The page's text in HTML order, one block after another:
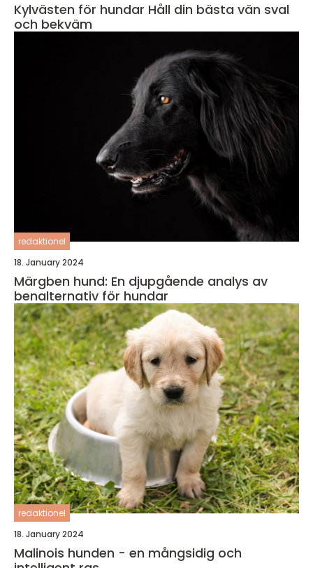
Kylvästen för hundar Håll din bästa vän sval
och bekväm
redaktionel
18. January 2024
Märgben hund: En djupgående analys av
benalternativ för hundar
redaktionel
18. January 2024
Malinois hunden - en mångsidig och